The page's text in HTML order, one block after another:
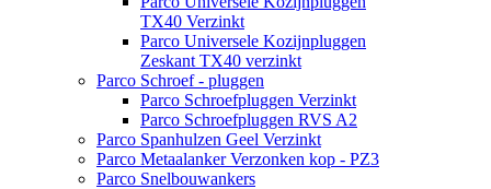
TX40 Verzinkt
Parco Universele Kozijnpluggen
Zeskant TX40 verzinkt
Parco Schroef - pluggen
Parco Schroefpluggen Verzinkt
Parco Schroefpluggen RVS A2
Parco Spanhulzen Geel Verzinkt
Parco Metaalanker Verzonken kop - PZ3
Parco Snelbouwankers